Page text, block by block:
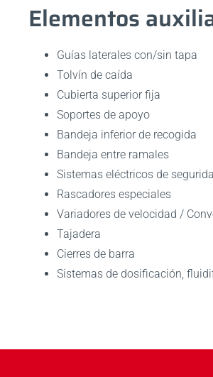
Elementos
Guías laterales con/sin tapa
Tolvín de caída
Cubierta superior fija
Soportes de apoyo
Bandeja inferior de recogida
Bandeja entre ramales
Sistemas eléctricos de
Rascadores especiales
Variadores de velocidad /
Tajadera
Cierres de barra
Sistemas de dosificación,